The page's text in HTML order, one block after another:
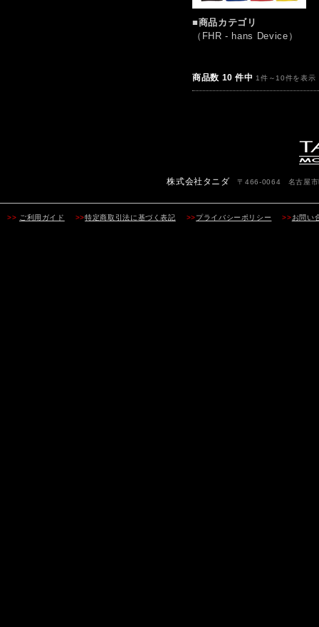
■商品カテゴリ
（FHR - hans Device）
商品数 10 件中 1件～10件を表示
株式会社タニダ 〒466-0064 名古屋市
>> ご利用ガイド >>特定商取引法に基づく表記 >>プライバシーポリシー >>お問い